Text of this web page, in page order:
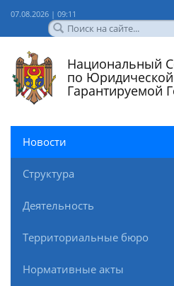
07.08.2026 | 09:11
Национальный
по
Гарантируемой
Новости
Структура
Деятельность
Территориальные бюро
Нормативные акты